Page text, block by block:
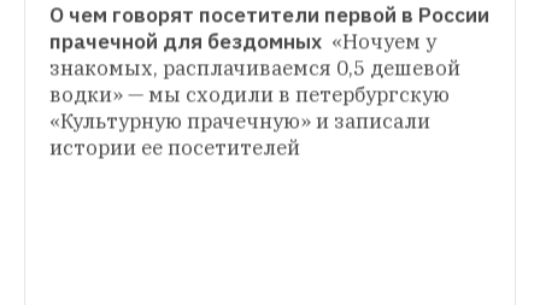
КОММЕНТАРИИ
Московские автомобилисты —
о повышении цен на парковку The Village
поговорил с автовладельцами о росте цен
на парковку в центре до 200 рублей за час
О чем говорят посетители первой в России
прачечной для бездомных «Ночуем у
знакомых, расплачиваемся 0,5 дешевой
водки» — мы сходили в петербургскую
«Культурную прачечную» и записали
истории ее посетителей